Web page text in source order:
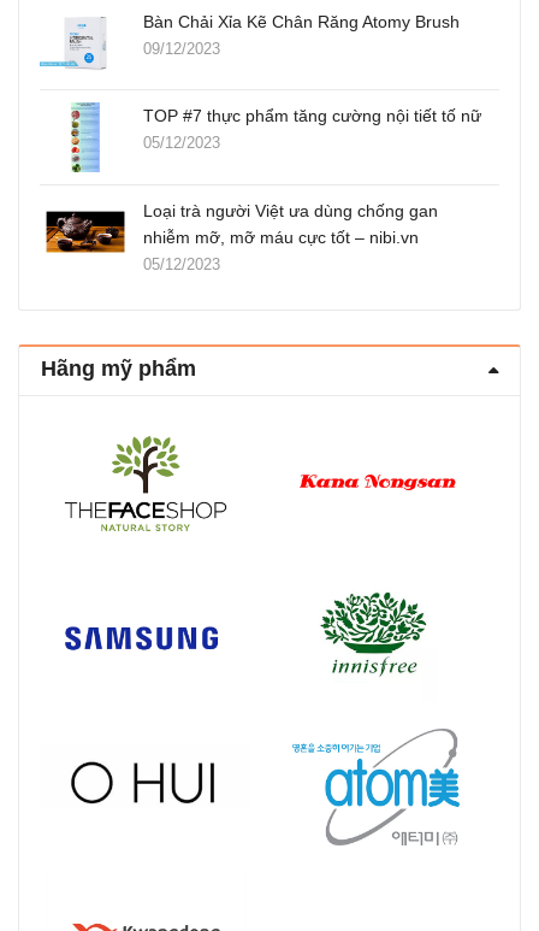
Bàn Chải Xỉa Kẽ Chân Răng Atomy Brush
09/12/2023
TOP #7 thực phẩm tăng cường nội tiết tố nữ
05/12/2023
Loại trà người Việt ưa dùng chống gan
nhiễm mỡ, mỡ máu cực tốt – nibi.vn
05/12/2023
Hãng mỹ phẩm